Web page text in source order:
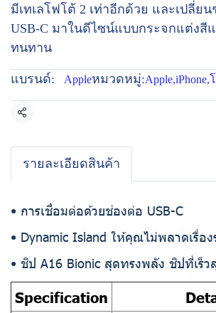
มีเทเลโฟโต้ 2 เท่าอีกด้วย และเปลี่ย
USB-C มาในดีไซน์แบบกระจกแต่งสี
ทนทาน
แบรนด์: Appleหมวดหมู่:Apple,iPhone,
แชร์
รายละเอียดสินค้า
• การเชื่อมต่อด้วยช่องต่อ USB-C
• Dynamic Island ให้คุณไม่พลาดเรื่อง
• ชิป A16 Bionic สุดทรงพลัง ชิปที่เร็ว
Specification